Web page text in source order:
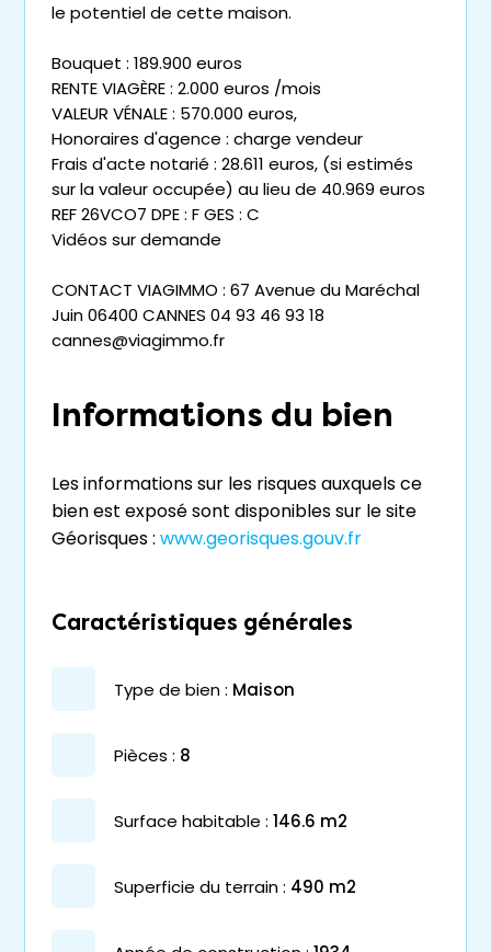
le potentiel de cette maison.
Bouquet : 189.900 euros
RENTE VIAGÈRE : 2.000 euros /mois
VALEUR VÉNALE : 570.000 euros,
Honoraires d'agence : charge vendeur
Frais d'acte notarié : 28.611 euros, (si estimés
sur la valeur occupée) au lieu de 40.969 euros
REF 26VCO7 DPE : F GES : C
Vidéos sur demande
CONTACT VIAGIMMO : 67 Avenue du Maréchal
Juin 06400 CANNES 04 93 46 93 18
cannes@viagimmo.fr
Informations du bien
Les informations sur les risques auxquels ce
bien est exposé sont disponibles sur le site
Géorisques : www.georisques.gouv.fr
Caractéristiques générales
type de bien : maison
pièces : 8
surface habitable : 146.6 m2
superficie du terrain : 490 m2